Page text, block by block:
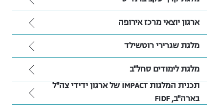
ארגון יוצאי מרכז אירופה
מלגת שגרירי רוטשילד
מלגת לימודים סחל"ב
תכנית המלגות IMPACT של ארגון ידידי צה"ל
בארה"ב, FIDF